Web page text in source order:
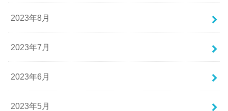
2023年8月
2023年7月
2023年6月
2023年5月